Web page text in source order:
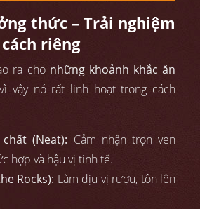
thức – Trải nghiệm
riêng
ra cho những khoảnh khắc ăn
vậy nó rất linh hoạt trong cách
(Neat): Cảm nhận trọn vẹn
hợp và hậu vị tinh tế.
Rocks): Làm dịu vị rượu, tôn lên